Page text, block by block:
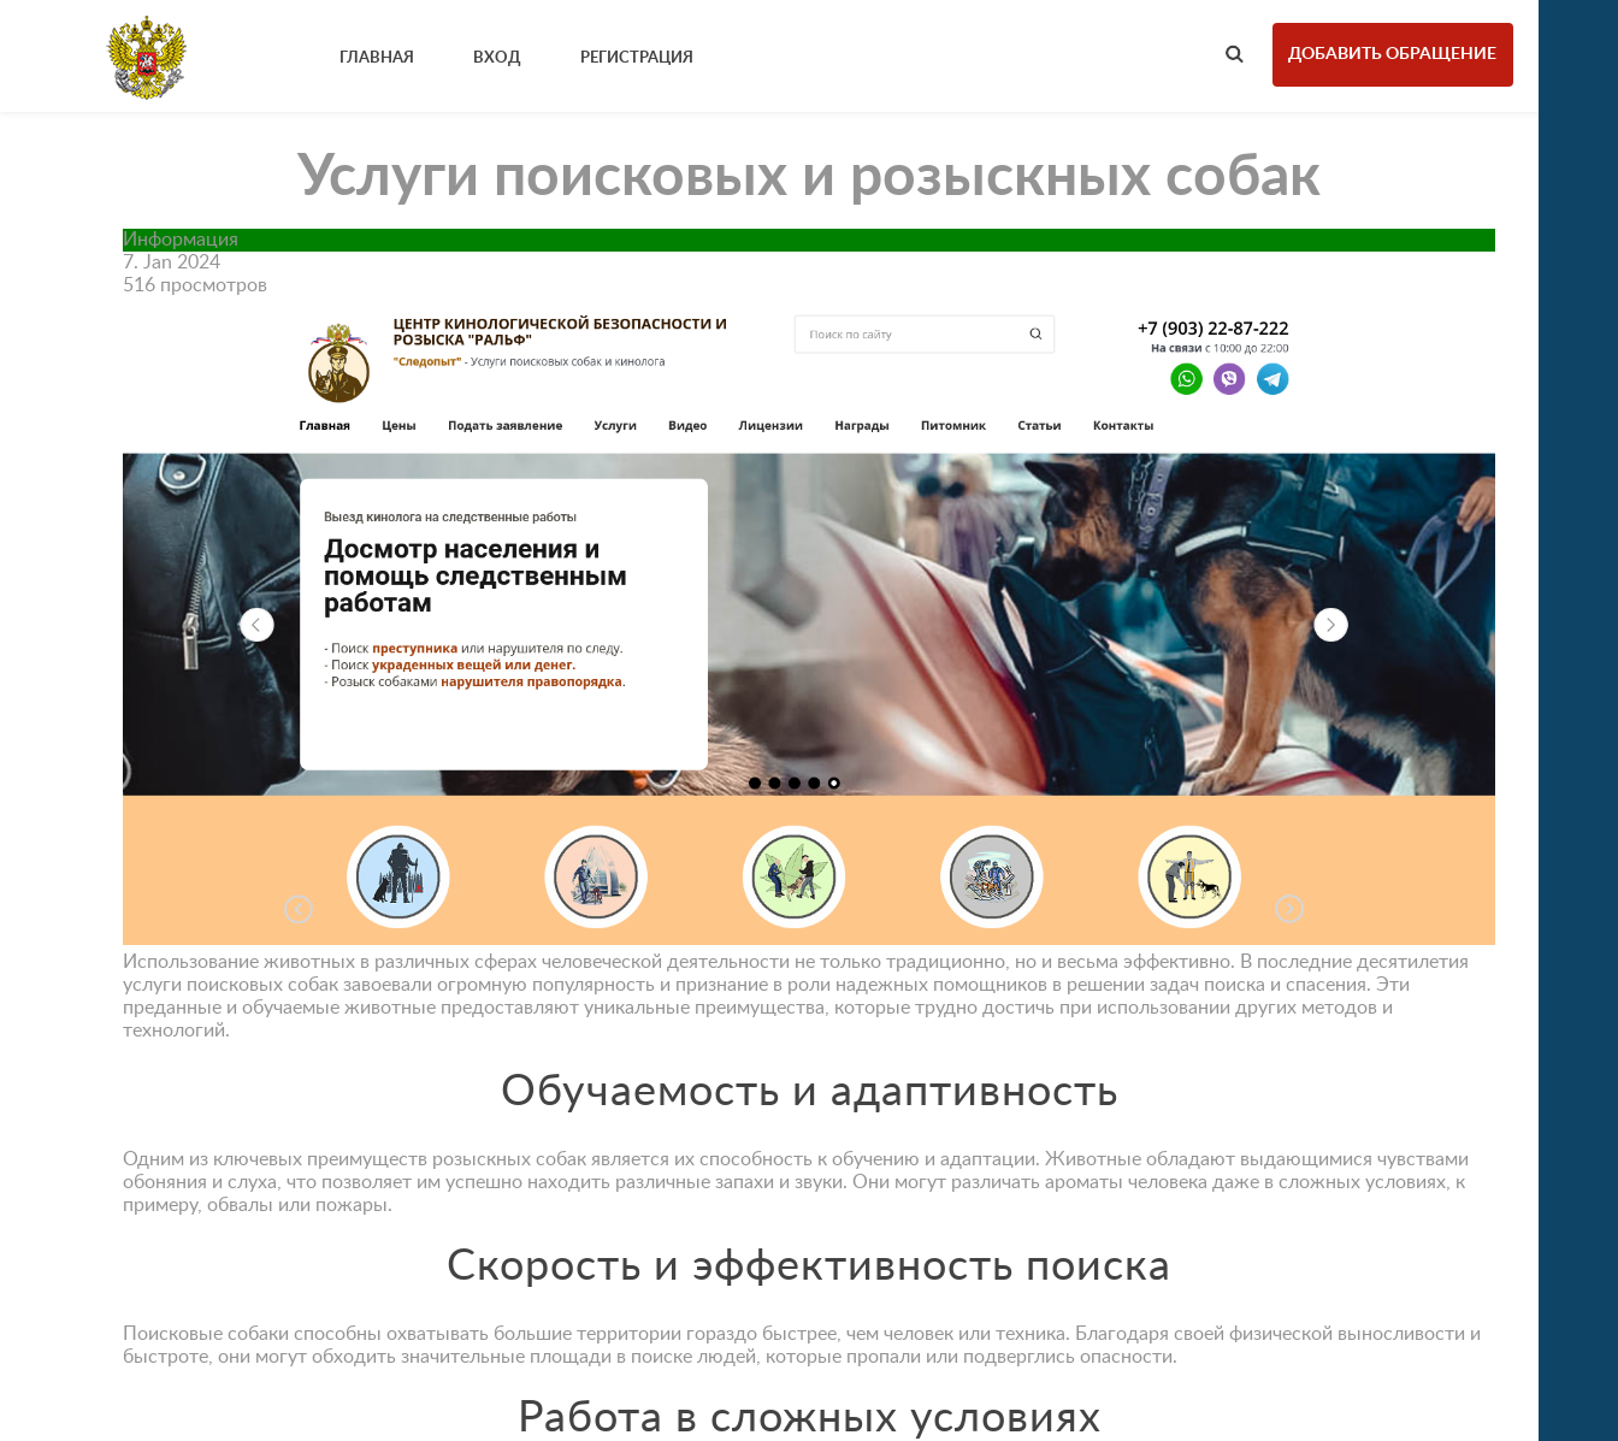
ГЛАВНАЯ ВХОД РЕГИСТРАЦИЯ ДОБАВИТЬ ОБРАЩЕНИЕ
Услуги поисковых и розыскных собак
Информация
7. Jan 2024
516 просмотров
Использование животных в различных сферах человеческой деятельности не только традиционно, но и весьма эффективно. В последние десятилетия
услуги поисковых собак завоевали огромную популярность и признание в роли надежных помощников в решении задач поиска и спасения. Эти
преданные и обучаемые животные предоставляют уникальные преимущества, которые трудно достичь при использовании других методов и
технологий.
Обучаемость и адаптивность
Одним из ключевых преимуществ розыскных собак является их способность к обучению и адаптации. Животные обладают выдающимися чувствами
обоняния и слуха, что позволяет им успешно находить различные запахи и звуки. Они могут различать ароматы человека даже в сложных условиях, к
примеру, обвалы или пожары.
Скорость и эффективность поиска
Поисковые собаки способны охватывать большие территории гораздо быстрее, чем человек или техника. Благодаря своей физической выносливости и
быстроте, они могут обходить значительные площади в поиске людей, которые пропали или подверглись опасности.
Работа в сложных условиях